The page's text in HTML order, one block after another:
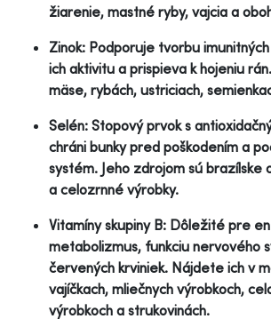
žiarenie, mastné ryby, vajcia a
Zinok: Podporuje tvorbu
ich aktivitu a prispieva k hojeniu
mäse, rybách, ustriciach,
Selén: Stopový prvok s
chráni bunky pred poškodením a
systém. Jeho zdrojom sú brazílske
a celozrnné výrobky.
Vitamíny skupiny B: Dôležité pre
metabolizmus, funkciu nervového
červených krviniek. Nájdete ich v
vajíčkach, mliečnych výrobkoch,
výrobkoch a strukovinách.